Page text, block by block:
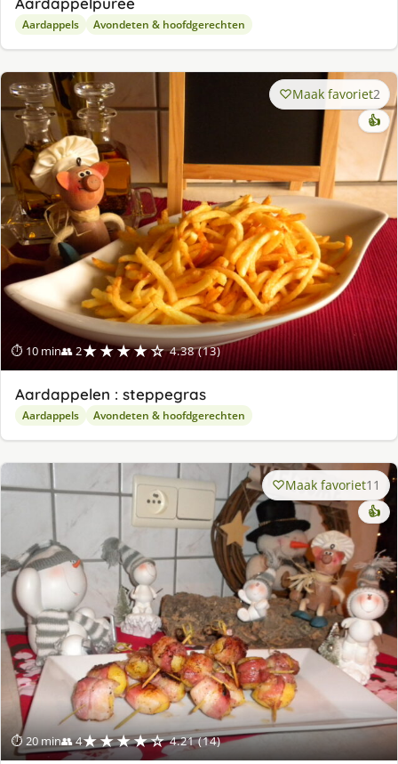
Aardappels Avondeten & hoofdgerechten
⏱ 10 min👥 2★★★★☆ 4.38 (13)
Maak favoriet2
👍
Aardappelen : steppegras
Aardappels Avondeten & hoofdgerechten
⏱ 20 min👥 4★★★★☆ 4.21 (14)
Maak favoriet11
👍